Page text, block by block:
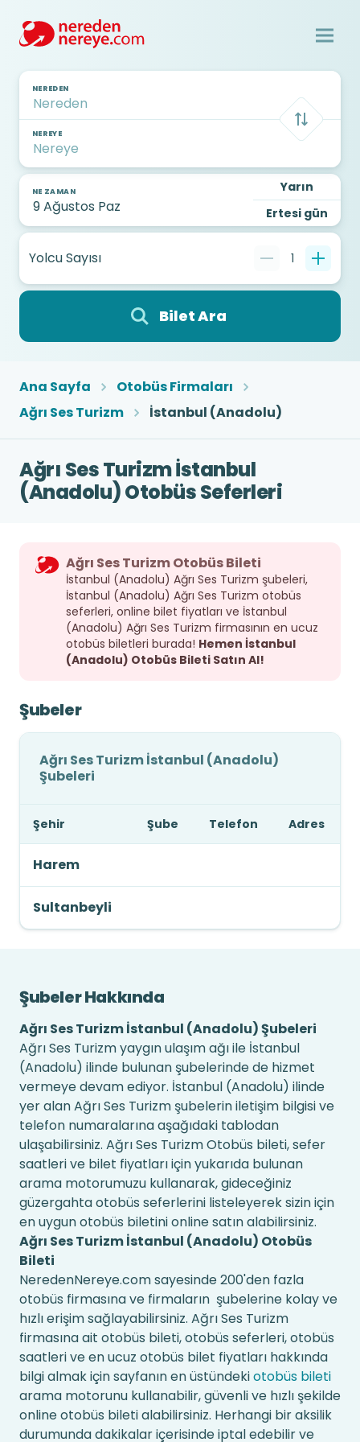
NEREDEN
NEREYE
NE ZAMAN
Yarın
Ertesi gün
Yolcu Sayısı 1
Bilet Ara
Ana Sayfa
Otobüs Firmaları
Ağrı Ses Turizm
İstanbul (Anadolu)
Ağrı Ses Turizm İstanbul
(Anadolu) Otobüs Seferleri
Ağrı Ses Turizm Otobüs Bileti
İstanbul (Anadolu) Ağrı Ses Turizm şubeleri,
İstanbul (Anadolu) Ağrı Ses Turizm otobüs
seferleri, online bilet fiyatları ve İstanbul
(Anadolu) Ağrı Ses Turizm firmasının en ucuz
otobüs biletleri burada! Hemen İstanbul
(Anadolu) Otobüs Bileti Satın Al!
Şubeler
Ağrı Ses Turizm İstanbul (Anadolu)
Şubeleri
Şehir Şube Telefon Adres
Harem
Sultanbeyli
Şubeler Hakkında
Ağrı Ses Turizm İstanbul (Anadolu) Şubeleri
Ağrı Ses Turizm yaygın ulaşım ağı ile İstanbul
(Anadolu) ilinde bulunan şubelerinde de hizmet
vermeye devam ediyor. İstanbul (Anadolu) ilinde
yer alan Ağrı Ses Turizm şubelerin iletişim bilgisi ve
telefon numaralarına aşağıdaki tablodan
ulaşabilirsiniz. Ağrı Ses Turizm Otobüs bileti, sefer
saatleri ve bilet fiyatları için yukarıda bulunan
arama motorumuzu kullanarak, gideceğiniz
güzergahta otobüs seferlerini listeleyerek sizin için
en uygun otobüs biletini online satın alabilirsiniz.
Ağrı Ses Turizm İstanbul (Anadolu) Otobüs
Bileti
NeredenNereye.com sayesinde 200'den fazla
otobüs firmasına ve firmaların şubelerine kolay ve
hızlı erişim sağlayabilirsiniz. Ağrı Ses Turizm
firmasına ait otobüs bileti, otobüs seferleri, otobüs
saatleri ve en ucuz otobüs bilet fiyatları hakkında
bilgi almak için sayfanın en üstündekiotobüs bileti
arama motorunu kullanabilir, güvenli ve hızlı şekilde
online otobüs bileti alabilirsiniz. Herhangi bir aksilik
durumunda dakikalar içerisinde iptal edebilir ve